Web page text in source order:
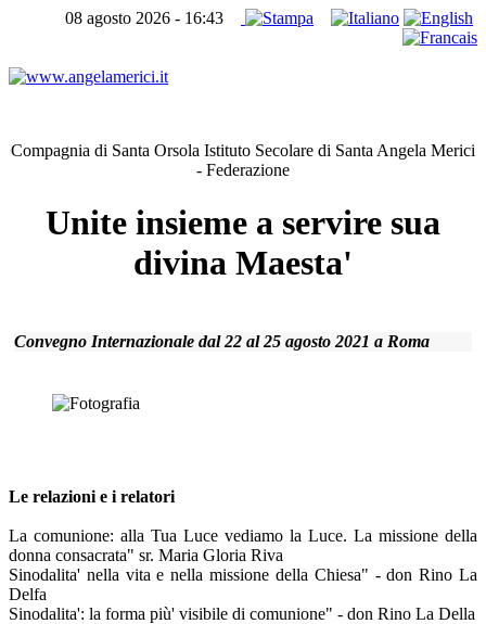
08 agosto 2026 - 16:43
Compagnia di Santa Orsola Istituto Secolare di Santa Angela Merici
- Federazione
Unite insieme a servire sua
divina Maesta'
Convegno Internazionale dal 22 al 25 agosto 2021 a Roma
Le relazioni e i relatori
La comunione: alla Tua Luce vediamo la Luce. La missione della
donna consacrata" sr. Maria Gloria Riva
Sinodalita' nella vita e nella missione della Chiesa" - don Rino La
Delfa
Sinodalita': la forma più' visibile di comunione" - don Rino La Della